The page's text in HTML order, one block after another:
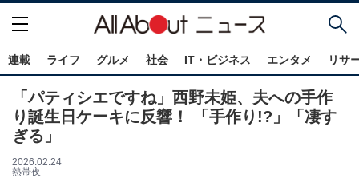
連載 ライフ グルメ 社会 IT・ビジネス エンタメ リサ
「パティシエですね」西野未姫、夫への手作
り誕生日ケーキに反響！ 「手作り!?」「凄す
ぎる」
2026.02.24
熱帯夜